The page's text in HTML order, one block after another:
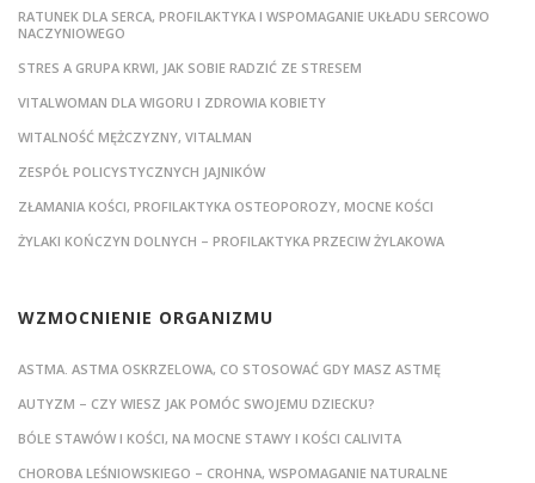
RATUNEK DLA SERCA, PROFILAKTYKA I WSPOMAGANIE UKŁADU SERCOWO
NACZYNIOWEGO
STRES A GRUPA KRWI, JAK SOBIE RADZIĆ ZE STRESEM
VITALWOMAN DLA WIGORU I ZDROWIA KOBIETY
WITALNOŚĆ MĘŻCZYZNY, VITALMAN
ZESPÓŁ POLICYSTYCZNYCH JAJNIKÓW
ZŁAMANIA KOŚCI, PROFILAKTYKA OSTEOPOROZY, MOCNE KOŚCI
ŻYLAKI KOŃCZYN DOLNYCH – PROFILAKTYKA PRZECIW ŻYLAKOWA
WZMOCNIENIE ORGANIZMU
ASTMA. ASTMA OSKRZELOWA, CO STOSOWAĆ GDY MASZ ASTMĘ
AUTYZM – CZY WIESZ JAK POMÓC SWOJEMU DZIECKU?
BÓLE STAWÓW I KOŚCI, NA MOCNE STAWY I KOŚCI CALIVITA
CHOROBA LEŚNIOWSKIEGO – CROHNA, WSPOMAGANIE NATURALNE